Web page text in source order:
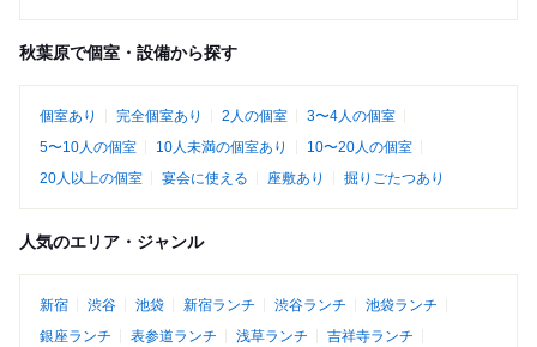
秋葉原で個室・設備から探す
個室あり 完全個室あり 2人の個室
3〜4人の個室
5〜10人の個室
10人未満の個室あり
10〜20人の個室
20人以上の個室
宴会に使える 座敷あり 掘りごたつあり
人気のエリア・ジャンル
新宿 渋谷 池袋 新宿ランチ 渋谷ランチ
池袋ランチ
銀座ランチ
表参道ランチ 浅草ランチ
吉祥寺ランチ